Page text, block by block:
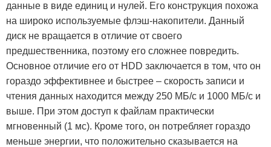
данные в виде единиц и нулей. Его конструкция похожа
на широко используемые флэш-накопители. Данный
диск не вращается в отличие от своего
предшественника, поэтому его сложнее повредить.
Основное отличие его от HDD заключается в том, что он
гораздо эффективнее и быстрее – скорость записи и
чтения данных находится между 250 МБ/с и 1000 МБ/с и
выше. При этом доступ к файлам практически
мгновенный (1 мс). Кроме того, он потребляет гораздо
меньше энергии, что положительно сказывается на